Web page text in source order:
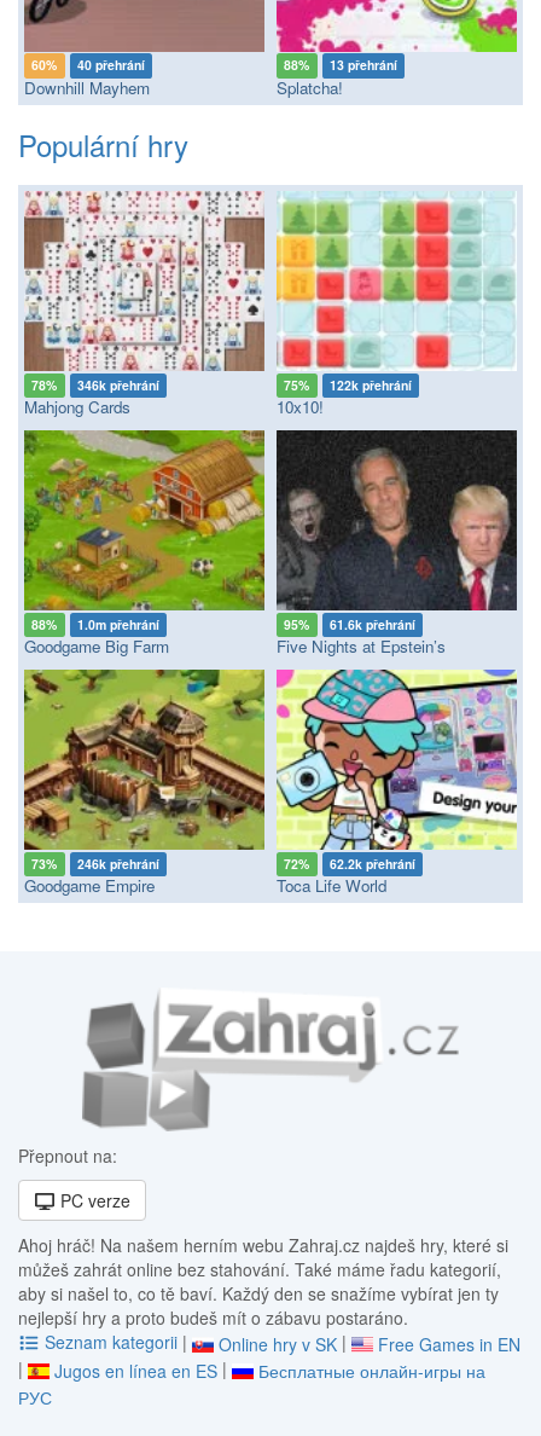
60% 40 přehrání
Downhill Mayhem
88% 13 přehrání
Splatcha!
Populární hry
78% 346k přehrání
Mahjong Cards
75% 122k přehrání
10x10!
88% 1.0m přehrání
Goodgame Big Farm
95% 61.6k přehrání
Five Nights at Epstein’s
73% 246k přehrání
Goodgame Empire
72% 62.2k přehrání
Toca Life World
Přepnout na:
PC verze
Ahoj hráč! Na našem herním webu Zahraj.cz najdeš hry, které si
můžeš zahrát online bez stahování. Také máme řadu kategorií,
aby si našel to, co tě baví. Každý den se snažíme vybírat jen ty
nejlepší hry a proto budeš mít o zábavu postaráno.
Seznam kategorii | Online hry v SK |
Free Games in EN
|
Jugos en línea en ES |
Бесплатные онлайн-игры на
РУС